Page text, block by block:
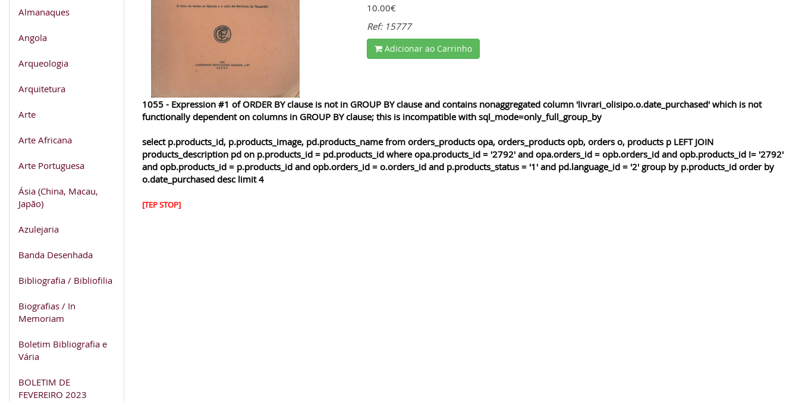
Almanaques
Angola
Arqueologia
Arquitetura
Arte
Arte Africana
Arte Portuguesa
Ásia (China, Macau,
Japão)
Azulejaria
Banda Desenhada
Bibliografia / Bibliofilia
Biografias / In
Memoriam
Boletim Bibliografia e
Vária
BOLETIM DE
FEVEREIRO 2023
10.00€
Ref: 15777
Adicionar ao Carrinho
1055 - Expression #1 of ORDER BY clause is not in GROUP BY clause and contains nonaggregated column 'livrari_olisipo.o.date_purchased' which is not
functionally dependent on columns in GROUP BY clause; this is incompatible with sql_mode=only_full_group_by
select p.products_id, p.products_image, pd.products_name from orders_products opa, orders_products opb, orders o, products p LEFT JOIN
products_description pd on p.products_id = pd.products_id where opa.products_id = '2792' and opa.orders_id = opb.orders_id and opb.products_id != '2792'
and opb.products_id = p.products_id and opb.orders_id = o.orders_id and p.products_status = '1' and pd.language_id = '2' group by p.products_id order by
o.date_purchased desc limit 4
[TEP STOP]